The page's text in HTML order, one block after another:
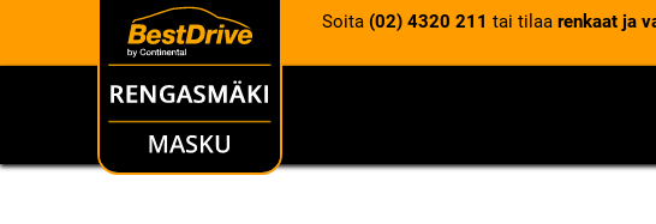
Soita (02) 4320 211 tai tilaa renkaat ja
RENKAAT